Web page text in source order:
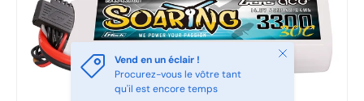
Vend en un éclair !
Procurez-vous le vôtre tant
qu'il est encore temps
Fermer